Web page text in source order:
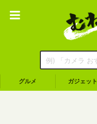
グルメ ガジェット